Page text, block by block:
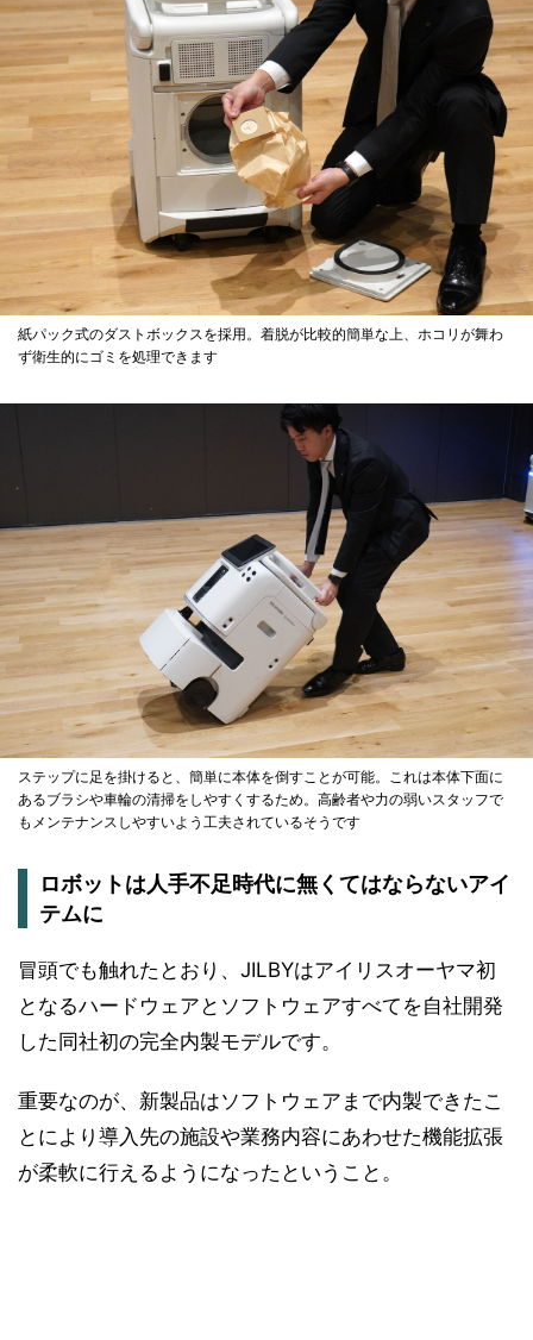
紙パック式のダストボックスを採用。着脱が比較的簡単な上、ホコリが舞わ
ず衛生的にゴミを処理できます
ステップに足を掛けると、簡単に本体を倒すことが可能。これは本体下面に
あるブラシや車輪の清掃をしやすくするため。高齢者や力の弱いスタッフで
もメンテナンスしやすいよう工夫されているそうです
ロボットは人手不足時代に無くてはならないアイ
テムに
冒頭でも触れたとおり、JILBYはアイリスオーヤマ初
となるハードウェアとソフトウェアすべてを自社開発
した同社初の完全内製モデルです。
重要なのが、新製品はソフトウェアまで内製できたこ
とにより導入先の施設や業務内容にあわせた機能拡張
が柔軟に行えるようになったということ。